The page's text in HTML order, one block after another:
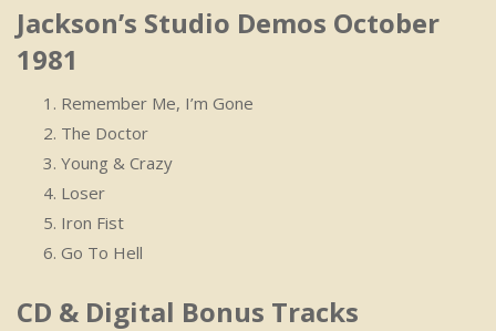
Jackson’s Studio Demos October
1981
Remember Me, I’m Gone
The Doctor
Young & Crazy
Loser
Iron Fist
Go To Hell
CD & Digital Bonus Tracks